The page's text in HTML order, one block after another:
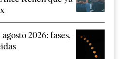
2026: fases,